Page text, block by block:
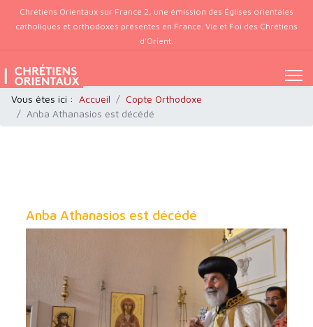
Chrétiens Orientaux sur France 2, une émission des Églises orientales
catholiques et orthodoxes présentes en France. Vie et Foi des Chrétiens
d’Orient.
Vous êtes ici : Accueil
Copte Orthodoxe
Anba Athanasios est décédé
Anba Athanasios est décédé